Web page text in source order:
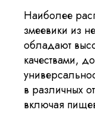
Наиболее
змеевики из
обладают
качествами,
в различных
включая